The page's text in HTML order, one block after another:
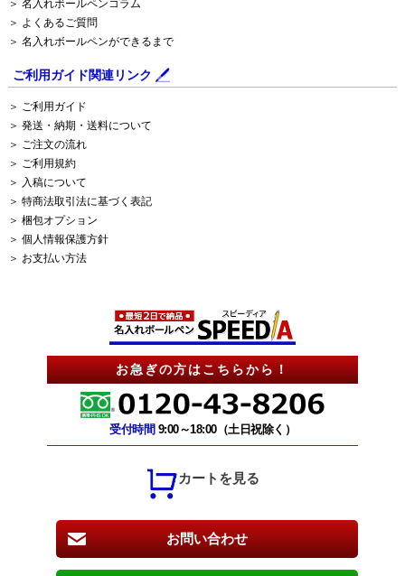
お急ぎの方はこちらから！
受付時間 9:00～18:00（土日祝除く）
カートを見る
お問い合わせ
＞ 名入れボールペンコラム
＞ よくあるご質問
＞ 名入れボールペンができるまで
ご利用ガイド関連リンク
＞ ご利用ガイド
＞ 発送・納期・送料について
＞ ご注文の流れ
＞ ご利用規約
＞ 入稿について
＞ 特商法取引法に基づく表記
＞ 梱包オプション
＞ 個人情報保護方針
＞ お支払い方法